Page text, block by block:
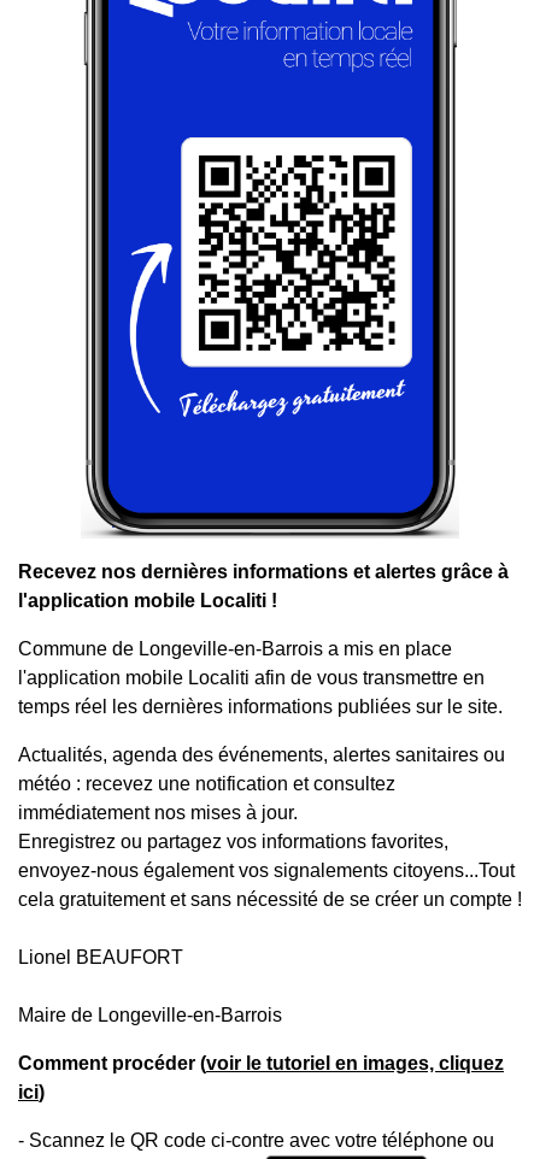
Recevez nos dernières informations et alertes grâce à
l'application mobile Localiti !
Commune de Longeville-en-Barrois a mis en place
l'application mobile Localiti afin de vous transmettre en
temps réel les dernières informations publiées sur le site.
Actualités, agenda des événements, alertes sanitaires ou
météo : recevez une notification et consultez
immédiatement nos mises à jour.
Enregistrez ou partagez vos informations favorites,
envoyez-nous également vos signalements citoyens...Tout
cela gratuitement et sans nécessité de se créer un compte !
Lionel BEAUFORT
Maire de Longeville-en-Barrois
Comment procéder (voir le tutoriel en images, cliquez
ici)
- Scannez le QR code ci-contre avec votre téléphone ou